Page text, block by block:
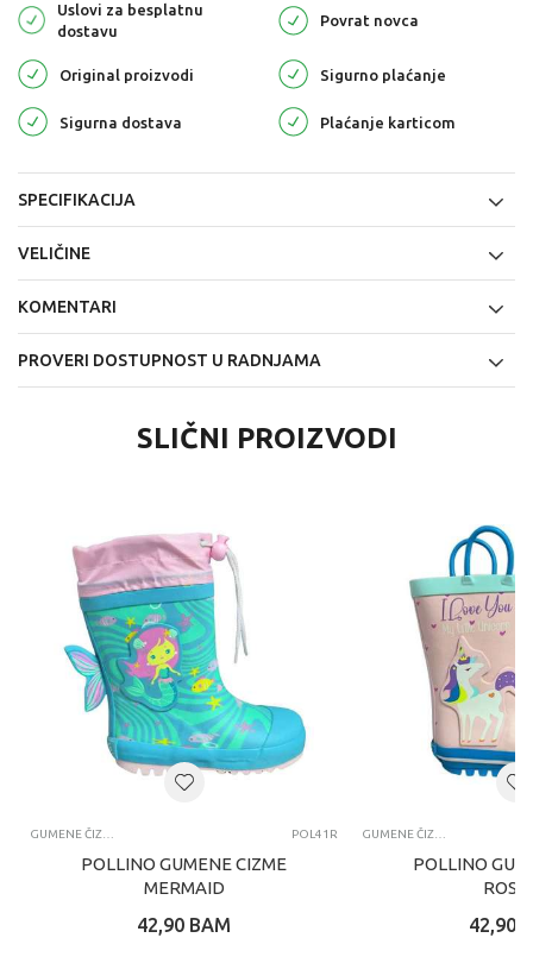
Uslovi za besplatnu
dostavu
Povrat novca
Original proizvodi Sigurno plaćanje
Sigurna dostava Plaćanje karticom
SPECIFIKACIJA
VELIČINE
KOMENTARI
PROVERI DOSTUPNOST U RADNJAMA
SLIČNI PROIZVODI
POL41R
POLLINO GUMENE CIZME
MERMAID
42,90 BAM
POLLINO
42,90